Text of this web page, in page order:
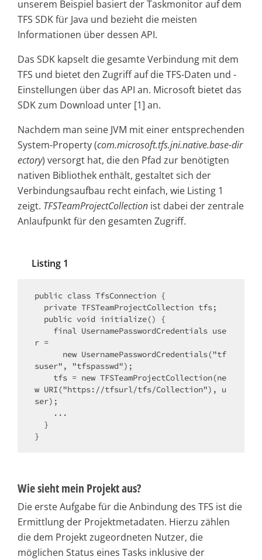
unserem Beispiel basiert der Taskmonitor auf dem
TFS SDK für Java und bezieht die meisten
Informationen über dessen API.
Das SDK kapselt die gesamte Verbindung mit dem
TFS und bietet den Zugriff auf die TFS-Daten und -
Einstellungen über das API an. Microsoft bietet das
SDK zum Download unter [1] an.
Nachdem man seine JVM mit einer entsprechenden
System-Property (com.microsoft.tfs.jni.native.base-dir
ectory) versorgt hat, die den Pfad zur benötigten
nativen Bibliothek enthält, gestaltet sich der
Verbindungsaufbau recht einfach, wie Listing 1
zeigt. TFSTeamProjectCol­lection ist dabei der zentrale
Anlaufpunkt für den gesamten Zugriff.
Listing 1
public class TfsConnection {
r =
suser", "tfspasswd");
w URI("https://tfsurl/tfs/Collection"), u
ser);
}
Wie sieht mein Projekt aus?
Die erste Aufgabe für die Anbindung des TFS ist die
Ermittlung der Projektmetadaten. Hierzu zählen
die dem Projekt zugeordneten Nutzer, die
möglichen Status eines Tasks inklusive der